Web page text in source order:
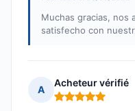
Muchas gracias, nos
satisfecho con
A
Acheteur vérifié
Nota: 5 de 5